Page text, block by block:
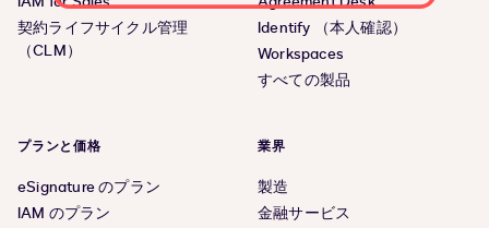
契約ライフサイクル管理
（CLM）
Identify （本人確認）
Workspaces
すべての製品
プランと価格
eSignature のプラン
IAM のプラン
業界
製造
金融サービス